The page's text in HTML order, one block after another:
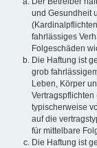
und Gesundheit
fahrlässiges
Folgeschäden
Die Haftung ist
grob
Leben, Körper
typischerweise
auf die
für mittelbare
Die Haftung ist